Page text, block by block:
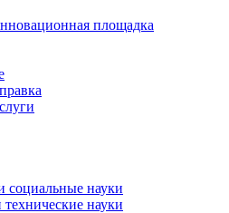
площадка
социальные науки
науки